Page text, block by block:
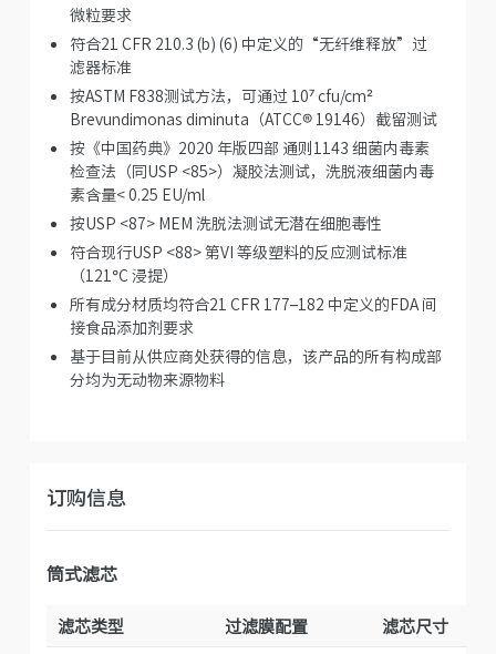
微粒要求
符合21 CFR 210.3 (b) (6) 中定义的“无纤维释放”过
滤器标准
按ASTM F838测试方法，可通过 10⁷ cfu/cm²
Brevundimonas diminuta（ATCC® 19146）截留测试
按《中国药典》2020 年版四部 通则1143 细菌内毒素
检查法（同USP <85>）凝胶法测试，洗脱液细菌内毒
素含量< 0.25 EU/ml
按USP <87> MEM 洗脱法测试无潜在细胞毒性
符合现行USP <88> 第VI 等级塑料的反应测试标准
（121°C 浸提）
所有成分材质均符合21 CFR 177–182 中定义的FDA 间
接食品添加剂要求
基于目前从供应商处获得的信息，该产品的所有构成部
分均为无动物来源物料
订购信息
筒式滤芯
滤芯类型 过滤膜配置 滤芯尺寸